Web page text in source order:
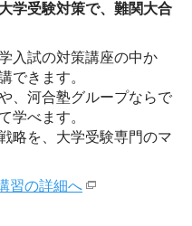
学受験対策で、難関大合
入試の対策講座の中か
できます。
、河合塾グループならで
学べます。
略を、大学受験専門のマ
習の詳細へ